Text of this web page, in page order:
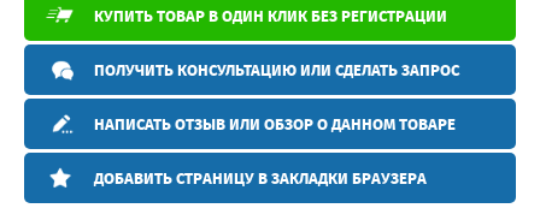
КУПИТЬ ТОВАР В ОДИН КЛИК БЕЗ РЕГИСТРАЦИИ
ПОЛУЧИТЬ КОНСУЛЬТАЦИЮ ИЛИ СДЕЛАТЬ ЗАПРОС
НАПИСАТЬ ОТЗЫВ ИЛИ ОБЗОР О ДАННОМ ТОВАРЕ
ДОБАВИТЬ СТРАНИЦУ В ЗАКЛАДКИ БРАУЗЕРА